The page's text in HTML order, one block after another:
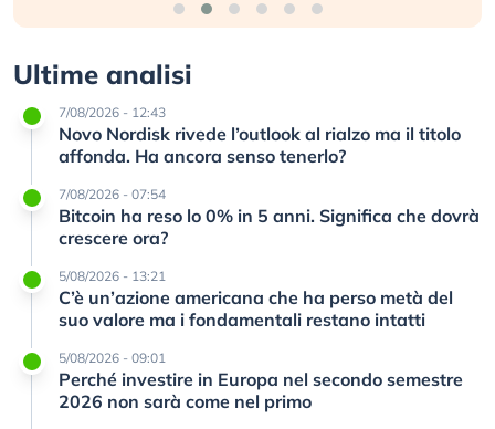
Ultime analisi
7/08/2026 - 12:43
Novo Nordisk rivede l’outlook al rialzo ma il titolo
affonda. Ha ancora senso tenerlo?
7/08/2026 - 07:54
Bitcoin ha reso lo 0% in 5 anni. Significa che dovrà
crescere ora?
5/08/2026 - 13:21
C’è un’azione americana che ha perso metà del
suo valore ma i fondamentali restano intatti
5/08/2026 - 09:01
Perché investire in Europa nel secondo semestre
2026 non sarà come nel primo